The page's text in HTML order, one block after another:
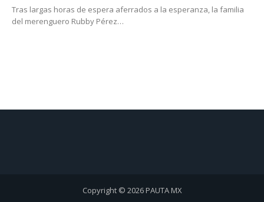
Tras largas horas de espera aferrados a la esperanza, la familia
del merenguero Rubby Pérez…
Copyright © 2026 PAUTA MX